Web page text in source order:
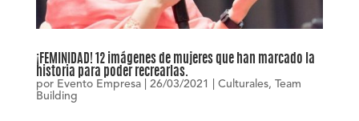
¡FEMINIDAD! 12 imágenes de mujeres que han marcado la
historia para poder recrearlas.
por Evento Empresa| 26/03/2021 Culturales, Team
Building